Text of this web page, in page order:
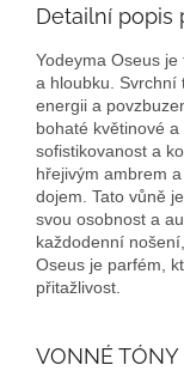
Detailní popis
Yodeyma Oseus
a hloubku. Svrchní
energii a
bohaté květinové
sofistikovanost a
hřejivým ambrem
dojem. Tato vůně
svou osobnost a
každodenní
Oseus je parfém,
přitažlivost.
VONNÉ TÓNY